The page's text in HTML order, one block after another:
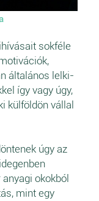
sokféle
általános lelki-
így vagy úgy,
külföldön vállal
úgy az
okokból
mint egy